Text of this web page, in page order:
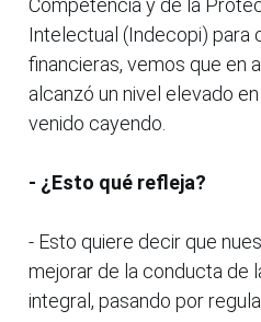
Competencia y de la
Intelectual (Indecopi) para
financieras, vemos que en
alcanzó un nivel elevado
venido cayendo.
- ¿Esto qué refleja?
- Esto quiere decir que
mejorar de la conducta de
integral, pasando por